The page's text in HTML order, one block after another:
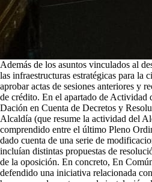
Además de los asuntos vinculados al
las infraestructuras estratégicas para la
aprobar actas de sesiones anteriores y
de crédito. En el apartado de Actividad
Dación en Cuenta de Decretos y
Alcaldía (que resume la actividad del
comprendido entre el último Pleno
dado cuenta de una serie de
incluían distintas propuestas de
de la oposición. En concreto, En
defendido una iniciativa relacionada